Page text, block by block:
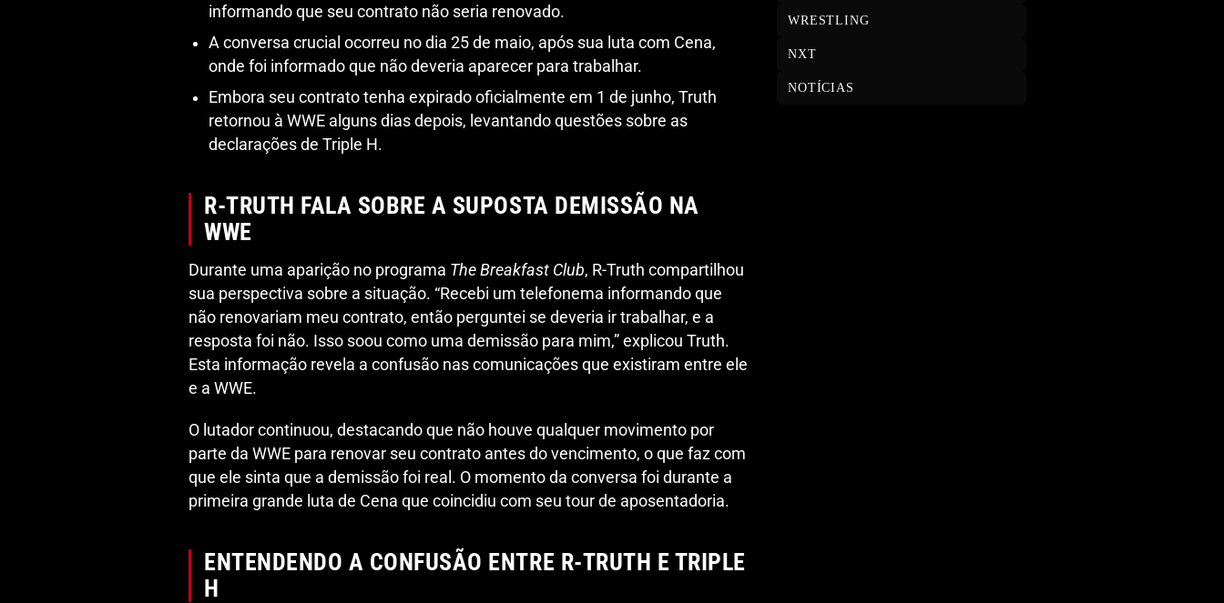
informando que seu contrato não seria renovado.
A conversa crucial ocorreu no dia 25 de maio, após sua luta com Cena,
onde foi informado que não deveria aparecer para trabalhar.
Embora seu contrato tenha expirado oficialmente em 1 de junho, Truth
retornou à WWE alguns dias depois, levantando questões sobre as
declarações de Triple H.
R-TRUTH FALA SOBRE A SUPOSTA DEMISSÃO NA
WWE
Durante uma aparição no programa The Breakfast Club, R-Truth compartilhou
sua perspectiva sobre a situação. “Recebi um telefonema informando que
não renovariam meu contrato, então perguntei se deveria ir trabalhar, e a
resposta foi não. Isso soou como uma demissão para mim,” explicou Truth.
Esta informação revela a confusão nas comunicações que existiram entre ele
e a WWE.
O lutador continuou, destacando que não houve qualquer movimento por
parte da WWE para renovar seu contrato antes do vencimento, o que faz com
que ele sinta que a demissão foi real. O momento da conversa foi durante a
primeira grande luta de Cena que coincidiu com seu tour de aposentadoria.
ENTENDENDO A CONFUSÃO ENTRE R-TRUTH E TRIPLE
H
WRESTLING
NXT
NOTÍCIAS